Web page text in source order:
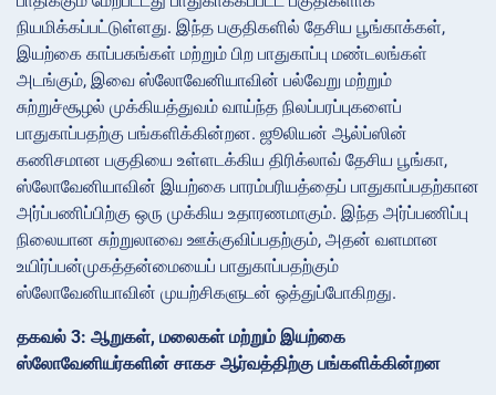
நியமிக்கப்பட்டுள்ளது. இந்த பகுதிகளில் தேசிய பூங்காக்கள்,
இயற்கை காப்பகங்கள் மற்றும் பிற பாதுகாப்பு மண்டலங்கள்
அடங்கும், இவை ஸ்லோவேனியாவின் பல்வேறு மற்றும்
சுற்றுச்சூழல் முக்கியத்துவம் வாய்ந்த நிலப்பரப்புகளைப்
பாதுகாப்பதற்கு பங்களிக்கின்றன. ஜூலியன் ஆல்ப்ஸின்
கணிசமான பகுதியை உள்ளடக்கிய திரிக்லாவ் தேசிய பூங்கா,
ஸ்லோவேனியாவின் இயற்கை பாரம்பரியத்தைப் பாதுகாப்பதற்கான
அர்ப்பணிப்பிற்கு ஒரு முக்கிய உதாரணமாகும். இந்த அர்ப்பணிப்பு
நிலையான சுற்றுலாவை ஊக்குவிப்பதற்கும், அதன் வளமான
உயிர்ப்பன்முகத்தன்மையைப் பாதுகாப்பதற்கும்
ஸ்லோவேனியாவின் முயற்சிகளுடன் ஒத்துப்போகிறது.
தகவல் 3: ஆறுகள், மலைகள் மற்றும் இயற்கை
ஸ்லோவேனியர்களின் சாகச ஆர்வத்திற்கு பங்களிக்கின்றன